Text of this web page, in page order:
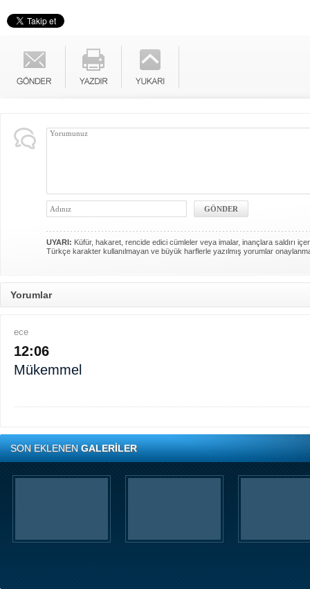
UYARI: Küfür, hakaret, rencide edici cümleler veya imalar, inançlara saldırı
Türkçe karakter kullanılmayan ve büyük harflerle yazılmış yorumlar
Yorumlar
ece
12:06
Mükemmel
SON EKLENENGALERİLER